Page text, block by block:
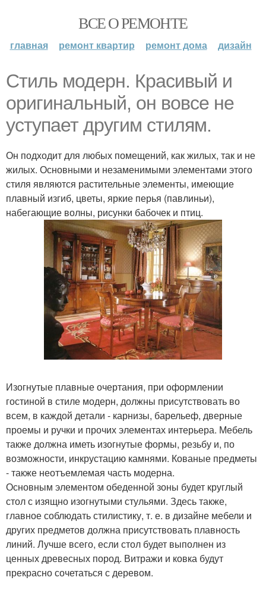
ВСЕ О РЕМОНТЕ
главная ремонт квартир ремонт дома дизайн
Стиль модерн. Красивый и
оригинальный, он вовсе не
уступает другим стилям.
Он подходит для любых помещений, как жилых, так и не
жилых. Основными и незаменимыми элементами этого
стиля являются растительные элементы, имеющие
плавный изгиб, цветы, яркие перья (павлиньи),
набегающие волны, рисунки бабочек и птиц.
Изогнутые плавные очертания, при оформлении
гостиной в стиле модерн, должны присутствовать во
всем, в каждой детали - карнизы, барельеф, дверные
проемы и ручки и прочих элементах интерьера. Мебель
также должна иметь изогнутые формы, резьбу и, по
возможности, инкрустацию камнями. Кованые предметы
- также неотъемлемая часть модерна.
Основным элементом обеденной зоны будет круглый
стол с изящно изогнутыми стульями. Здесь также,
главное соблюдать стилистику, т. е. в дизайне мебели и
других предметов должна присутствовать плавность
линий. Лучше всего, если стол будет выполнен из
ценных древесных пород. Витражи и ковка будут
прекрасно сочетаться с деревом.